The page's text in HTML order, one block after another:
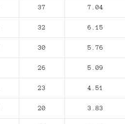
37 7.04
32 6.15
30 5.76
26 5.09
23 4.51
20 3.83